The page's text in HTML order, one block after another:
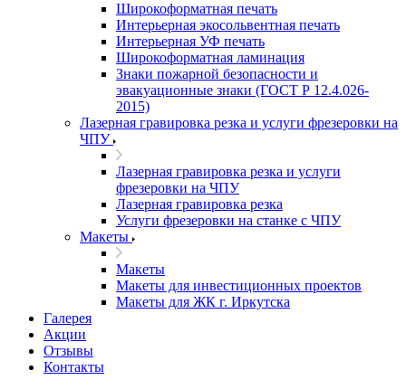
Широкоформатная печать
Интерьерная экосольвентная печать
Интерьерная УФ печать
Широкоформатная ламинация
Знаки пожарной безопасности и
эвакуационные знаки (ГОСТ Р 12.4.026-
2015)
Лазерная гравировка резка и услуги фрезеровки на
ЧПУ
Лазерная гравировка резка и услуги
фрезеровки на ЧПУ
Лазерная гравировка резка
Услуги фрезеровки на станке с ЧПУ
Макеты
Макеты
Макеты для инвестиционных проектов
Макеты для ЖК г. Иркутска
Галерея
Акции
Отзывы
Контакты